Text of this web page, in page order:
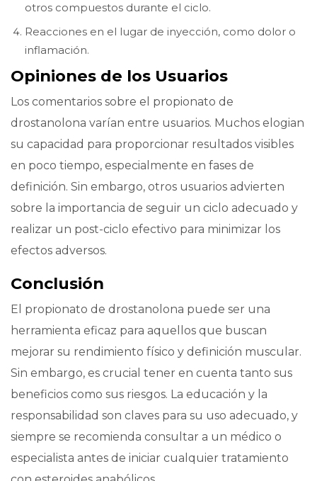
otros compuestos durante el ciclo.
Reacciones en el lugar de inyección, como dolor o
inflamación.
Opiniones de los Usuarios
Los comentarios sobre el propionato de
drostanolona varían entre usuarios. Muchos elogian
su capacidad para proporcionar resultados visibles
en poco tiempo, especialmente en fases de
definición. Sin embargo, otros usuarios advierten
sobre la importancia de seguir un ciclo adecuado y
realizar un post-ciclo efectivo para minimizar los
efectos adversos.
Conclusión
El propionato de drostanolona puede ser una
herramienta eficaz para aquellos que buscan
mejorar su rendimiento físico y definición muscular.
Sin embargo, es crucial tener en cuenta tanto sus
beneficios como sus riesgos. La educación y la
responsabilidad son claves para su uso adecuado, y
siempre se recomienda consultar a un médico o
especialista antes de iniciar cualquier tratamiento